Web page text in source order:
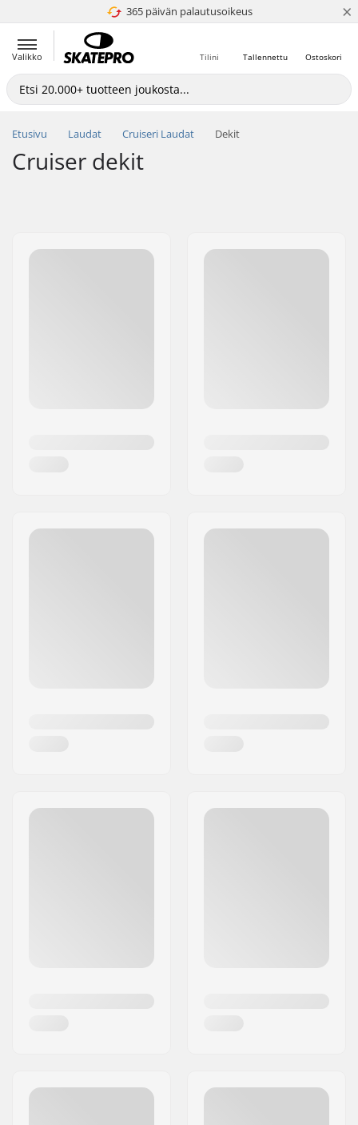
365 päivän palautusoikeus
4.8 / 5 ×
Valikko Ostoskori
Tallennettu
Tilini
Etusivu Laudat Cruiseri Laudat Dekit
Cruiser dekit